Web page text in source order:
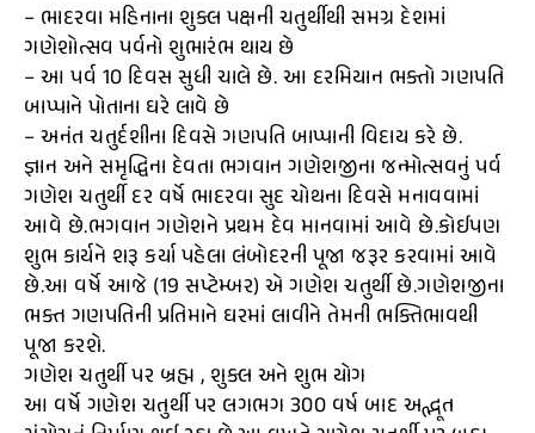
– ભાદરવા મહિનાના શુક્લ પક્ષની ચતુર્થીથી સમગ્ર દેશમાં
ગણેશોત્સવ પર્વનો શુભારંભ થાય છે
– આ પર્વ 10 દિવસ સુધી ચાલે છે. આ દરમિયાન ભક્તો ગણપતિ
બાપ્પાને પોતાના ઘરે લાવે છે
– અનંત ચતુર્દશીના દિવસે ગણપતિ બાપ્પાની વિદાય કરે છે.
જ્ઞાન અને સમૃદ્ધિના દેવતા ભગવાન ગણેશજીના જન્મોત્સવનું પર્વ
ગણેશ ચતુર્થી દર વર્ષે ભાદરવા સુદ ચોથના દિવસે મનાવવામાં
આવે છે.ભગવાન ગણેશને પ્રથમ દેવ માનવામાં આવે છે.કોઈપણ
શુભ કાર્યને શરૂ કર્યા પહેલા લંબોદરની પૂજા જરૂર કરવામાં આવે
છે.આ વર્ષે આજે (19 સપ્ટેમ્બર) એ ગણેશ ચતુર્થી છે.ગણેશજીના
ભક્ત ગણપતિની પ્રતિમાને ઘરમાં લાવીને તેમની ભક્તિભાવથી
પૂજા કરશે.
ગણેશ ચતુર્થી પર બ્રહ્મ , શુક્લ અને શુભ યોગ
આ વર્ષે ગણેશ ચતુર્થી પર લગભગ 300 વર્ષ બાદ અદ્ભૂત